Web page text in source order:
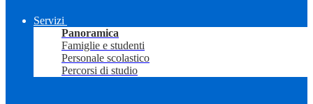
Servizi
Panoramica
Famiglie e studenti
Personale scolastico
Percorsi di studio